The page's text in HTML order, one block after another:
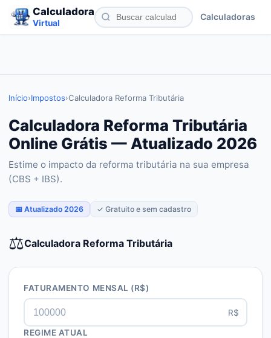
Calculadora
Virtual
Calculadoras
Início›Impostos›Calculadora Reforma Tributária
Calculadora Reforma Tributária
Online Grátis — Atualizado 2026
Estime o impacto da reforma tributária na sua empresa
(CBS + IBS).
📅 Atualizado 2026 ✓ Gratuito e sem cadastro
⚖️Calculadora Reforma Tributária
FATURAMENTO MENSAL (R$)
R$
REGIME ATUAL